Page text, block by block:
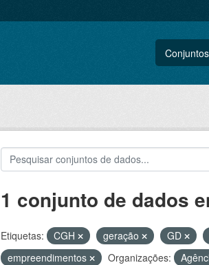
1 conjunto de dados
Etiquetas: CGH geração GD
empreendimentos
Organizações: